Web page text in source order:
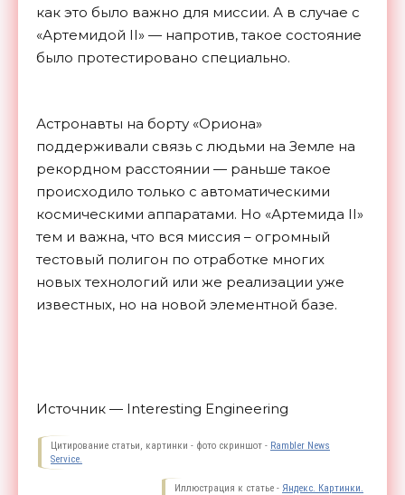
как это было важно для миссии. А в случае с
«Артемидой II» — напротив, такое состояние
было протестировано специально.
Астронавты на борту «Ориона»
поддерживали связь с людьми на Земле на
рекордном расстоянии — раньше такое
происходило только с автоматическими
космическими аппаратами. Но «Артемида II»
тем и важна, что вся миссия – огромный
тестовый полигон по отработке многих
новых технологий или же реализации уже
известных, но на новой элементной базе.
Источник — Interesting Engineering
Цитирование статьи, картинки - фото скриншот - Rambler News
Service.
Иллюстрация к статье - Яндекс. Картинки.